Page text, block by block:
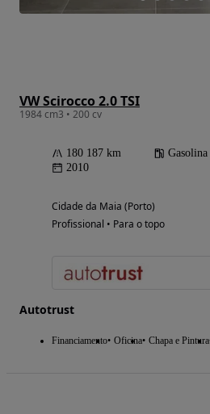
VW Scirocco 2.0 TSI
1984 cm3 • 200 cv
180 187 km Gasolina
2010
Cidade da Maia (Porto)
Profissional • Para o topo
Autotrust
Financiamento Oficina Chapa e Pintura